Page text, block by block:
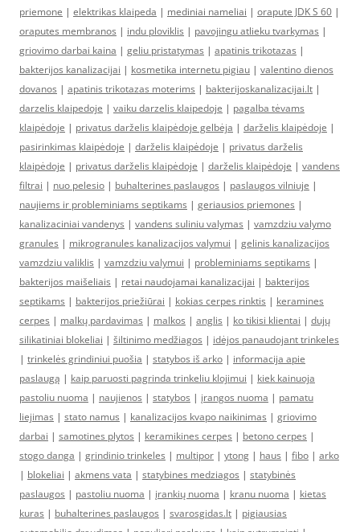
priemone | elektrikas klaipeda | mediniai nameliai | orapute JDK S 60 |
oraputes membranos | indu ploviklis | pavojingu atlieku tvarkymas |
griovimo darbai kaina | geliu pristatymas | apatinis trikotazas |
bakterijos kanalizacijai | kosmetika internetu pigiau | valentino dienos
dovanos | apatinis trikotazas moterims | bakterijoskanalizacijai.lt |
darzelis klaipedoje | vaiku darzelis klaipedoje | pagalba tėvams
klaipėdoje | privatus darželis klaipėdoje gelbėja | darželis klaipėdoje |
pasirinkimas klaipėdoje | darželis klaipėdoje | privatus darželis
klaipėdoje | privatus darželis klaipėdoje | darželis klaipėdoje | vandens
filtrai | nuo pelesio | buhalterines paslaugos | paslaugos vilniuje |
naujiems ir probleminiams septikams | geriausios priemones |
kanalizaciniai vandenys | vandens suliniu valymas | vamzdziu valymo
granules | mikrogranules kanalizacijos valymui | gelinis kanalizacijos
vamzdziu valiklis | vamzdziu valymui | probleminiams septikams |
bakterijos maišeliais | retai naudojamai kanalizacijai | bakterijos
septikams | bakterijos priežiūrai | kokias cerpes rinktis | keramines
cerpes | malkų pardavimas | malkos | anglis | ko tikisi klientai | dujų
silikatiniai blokeliai | šiltinimo medžiagos | idėjos panaudojant trinkeles
| trinkelės grindiniui puošia | statybos iš arko | informacija apie
paslaugą | kaip paruosti pagrinda trinkeliu klojimui | kiek kainuoja
pastoliu nuoma | naujienos | statybos | įrangos nuoma | pamatu
liejimas | stato namus | kanalizacijos kvapo naikinimas | griovimo
darbai | samotines plytos | keramikines cerpes | betono cerpes |
stogo danga | grindinio trinkeles | multipor | ytong | haus | fibo | arko
| blokeliai | akmens vata | statybines medziagos | statybinės
paslaugos | pastoliu nuoma | įrankių nuoma | kranu nuoma | kietas
kuras | buhalterines paslaugos | svarosgidas.lt | pigiausias